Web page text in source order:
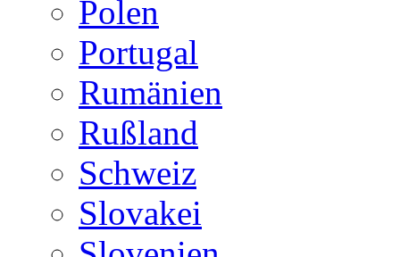
Polen
Portugal
Rumänien
Rußland
Schweiz
Slovakei